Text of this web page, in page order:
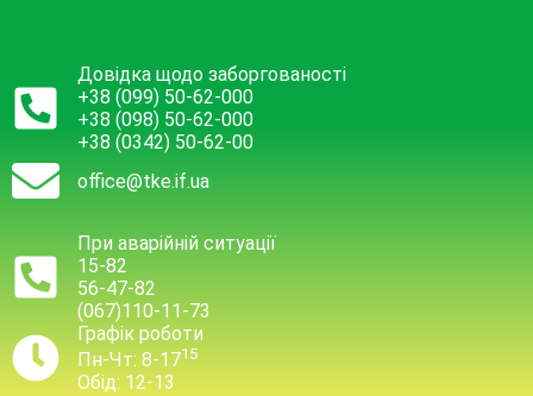
Довідка щодо заборгованості
+38 (099) 50-62-000
+38 (098) 50-62-000
+38 (0342) 50-62-00
office@tke.if.ua
При аварійній ситуації
15-82
56-47-82
(067)110-11-73
Графік роботи
Пн-Чт: 8-1715
Обід: 12-13